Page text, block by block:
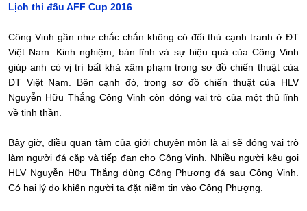
Lịch thi đấu AFF Cup 2016
Công Vinh gần như chắc chắn không có đối thủ cạnh tranh ở ĐT
Việt Nam. Kinh nghiệm, bản lĩnh và sự hiệu quả của Công Vinh
giúp anh có vị trí bất khả xâm phạm trong sơ đồ chiến thuật của
ĐT Việt Nam. Bên cạnh đó, trong sơ đồ chiến thuật của HLV
Nguyễn Hữu Thắng Công Vinh còn đóng vai trò của một thủ lĩnh
về tinh thần.
Bây giờ, điều quan tâm của giới chuyên môn là ai sẽ đóng vai trò
làm người đá cặp và tiếp đạn cho Công Vinh. Nhiều người kêu gọi
HLV Nguyễn Hữu Thắng dùng Công Phượng đá sau Công Vinh.
Có hai lý do khiến người ta đặt niềm tin vào Công Phượng.